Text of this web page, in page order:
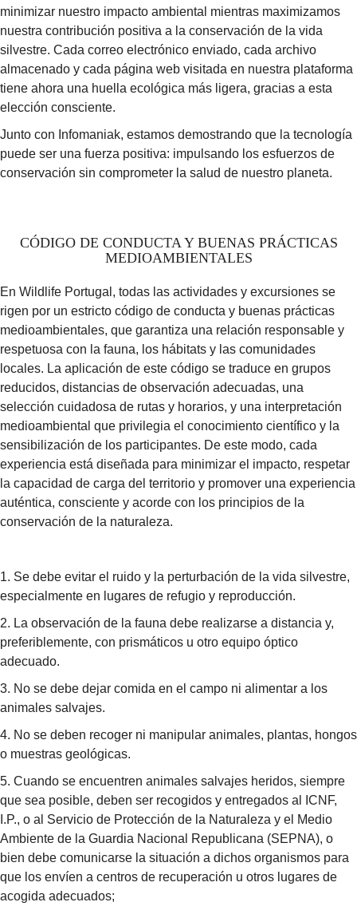
minimizar nuestro impacto ambiental mientras maximizamos
nuestra contribución positiva a la conservación de la vida
silvestre. Cada correo electrónico enviado, cada archivo
almacenado y cada página web visitada en nuestra plataforma
tiene ahora una huella ecológica más ligera, gracias a esta
elección consciente.
Junto con Infomaniak, estamos demostrando que la tecnología
puede ser una fuerza positiva: impulsando los esfuerzos de
conservación sin comprometer la salud de nuestro planeta.
CÓDIGO DE CONDUCTA Y BUENAS PRÁCTICAS
MEDIOAMBIENTALES
En Wildlife Portugal, todas las actividades y excursiones se
rigen por un estricto código de conducta y buenas prácticas
medioambientales, que garantiza una relación responsable y
respetuosa con la fauna, los hábitats y las comunidades
locales. La aplicación de este código se traduce en grupos
reducidos, distancias de observación adecuadas, una
selección cuidadosa de rutas y horarios, y una interpretación
medioambiental que privilegia el conocimiento científico y la
sensibilización de los participantes. De este modo, cada
experiencia está diseñada para minimizar el impacto, respetar
la capacidad de carga del territorio y promover una experiencia
auténtica, consciente y acorde con los principios de la
conservación de la naturaleza.
1. Se debe evitar el ruido y la perturbación de la vida silvestre,
especialmente en lugares de refugio y reproducción.
2. La observación de la fauna debe realizarse a distancia y,
preferiblemente, con prismáticos u otro equipo óptico
adecuado.
3. No se debe dejar comida en el campo ni alimentar a los
animales salvajes.
4. No se deben recoger ni manipular animales, plantas, hongos
o muestras geológicas.
5. Cuando se encuentren animales salvajes heridos, siempre
que sea posible, deben ser recogidos y entregados al ICNF,
I.P., o al Servicio de Protección de la Naturaleza y el Medio
Ambiente de la Guardia Nacional Republicana (SEPNA), o
bien debe comunicarse la situación a dichos organismos para
que los envíen a centros de recuperación u otros lugares de
acogida adecuados;